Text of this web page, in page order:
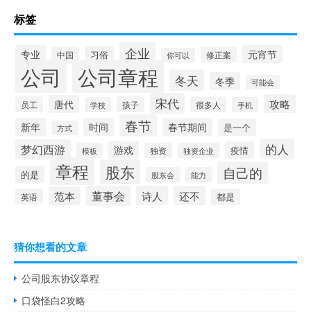
标签
专业 中国 习俗 企业 你可以 修正案 元宵节
公司 公司章程 冬天 冬季 可能会
员工 唐代 学校 孩子 宋代 很多人 手机 攻略
新年 方式 时间 春节 春节期间 是一个
梦幻西游 模板 游戏 独资 独资企业 疫情 的人
的是 章程 股东 股东会 能力 自己的
英语 范本 董事会 诗人 还不 都是
猜你想看的文章
公司股东协议章程
口袋怪白2攻略